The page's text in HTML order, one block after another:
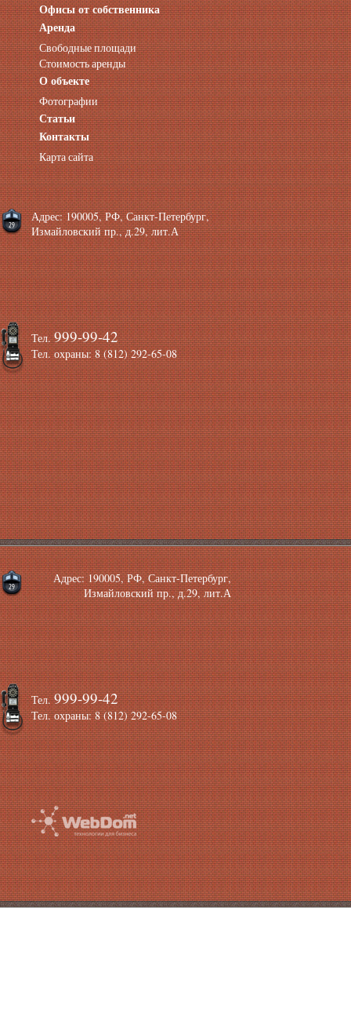
Офисы от собственника
Аренда нежилых помещений
Аренда помещений от собственника
Аренда конференц-зала СПб
Офисы у метро
Офисы в Адмиралтейском районе
Помещения с отдельным входом
Небольшие офисы
Аренда офиса около метро
Снять помещение у метро
Аренда помещений у метро
Аренда помещений район Адмиралтейский
Аренда офиса Технологический институт
Аренда помещений Фрунзенская
Аренда
Свободные площади
Стоимость аренды
О объекте
Фотографии
Статьи
Контакты
Карта сайта
Тел.999-99-42
Тел. охраны: 8 (812) 292-65-08
Адрес: 190005, РФ, Санкт-Петербург,
Измайловский пр., д.29, лит.А
Тел.999-99-42
Тел. охраны: 8 (812) 292-65-08
Адрес: 190005, РФ, Санкт-Петербург,
Измайловский пр., д.29, лит.А